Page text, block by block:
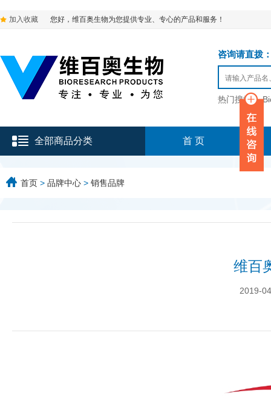
加入收藏 您好，维百奥生物为您提供专业、专心的产品和服务！
咨询请直拨
热门搜索：
全部商品分类 首 页
首页 > 品牌中心 > 销售品牌
维百
2019-